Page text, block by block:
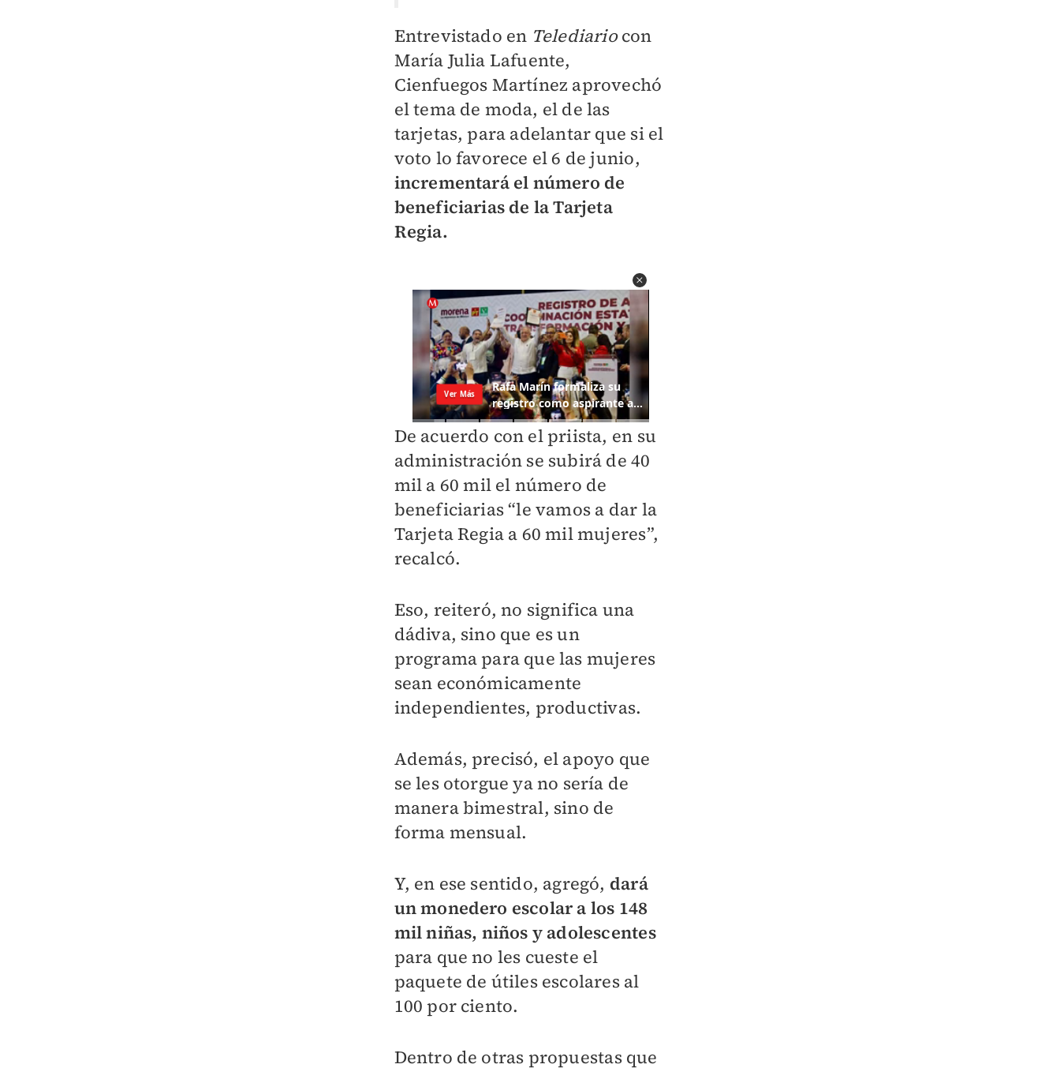
Entrevistado en Telediariocon
María Julia Lafuente,
Cienfuegos Martínez aprovechó
el tema de moda, el de las
tarjetas, para adelantar que si el
voto lo favorece el 6 de junio,
incrementará el número de
beneficiarias de la Tarjeta
Regia.
De acuerdo con el priista, en su
administración se subirá de 40
mil a 60 mil el número de
beneficiarias “le vamos a dar la
Tarjeta Regia a 60 mil mujeres”,
recalcó.
Eso, reiteró, no significa una
dádiva, sino que es un
programa para que las mujeres
sean económicamente
independientes, productivas.
Además, precisó, el apoyo que
se les otorgue ya no sería de
manera bimestral, sino de
forma mensual.
Y, en ese sentido, agregó, dará
un monedero escolar a los 148
mil niñas, niños y adolescentes
para que no les cueste el
paquete de útiles escolares al
100 por ciento.
Dentro de otras propuestas que